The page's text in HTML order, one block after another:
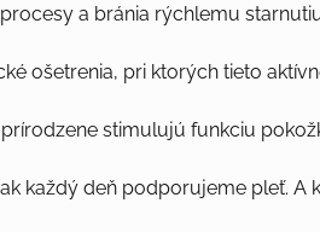
a bránia rýchlemu
ošetrenia, pri ktorých tieto
stimulujú funkciu
každý deň podporujeme pleť. A